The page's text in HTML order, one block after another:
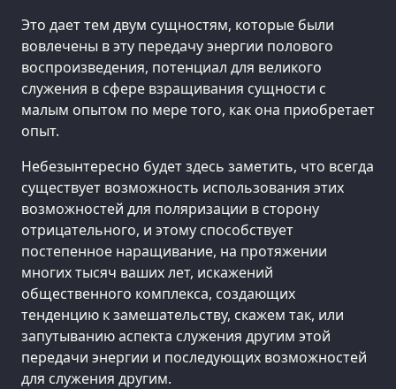
Это дает тем двум сущностям, которые были
вовлечены в эту передачу энергии полового
воспроизведения, потенциал для великого
служения в сфере взращивания сущности с
малым опытом по мере того, как она приобретает
опыт.
Небезынтересно будет здесь заметить, что всегда
существует возможность использования этих
возможностей для поляризации в сторону
отрицательного, и этому способствует
постепенное наращивание, на протяжении
многих тысяч ваших лет, искажений
общественного комплекса, создающих
тенденцию к замешательству, скажем так, или
запутыванию аспекта служения другим этой
передачи энергии и последующих возможностей
для служения другим.